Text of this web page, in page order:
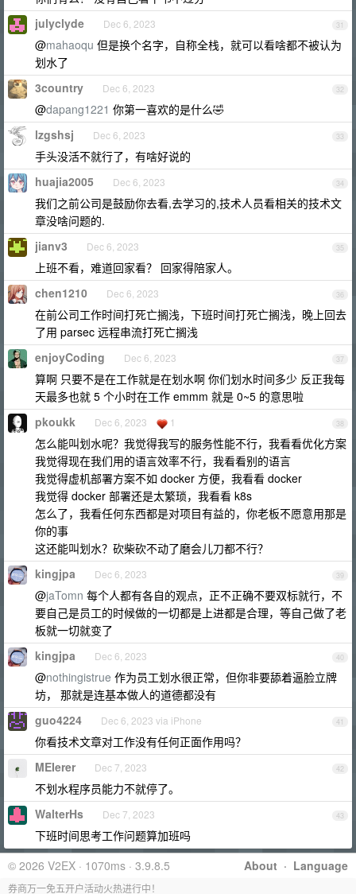
31
julyclyde Dec 6, 2023
@mahaoqu 但是换个名字，自称全栈，就可以看啥都不被认为
划水了
32
3country Dec 6, 2023
@dapang1221 你第一喜欢的是什么🤣
33
lzgshsj Dec 6, 2023
手头没活不就行了，有啥好说的
34
huajia2005 Dec 6, 2023
我们之前公司是鼓励你去看,去学习的,技术人员看相关的技术文
章没啥问题的.
35
jianv3 Dec 6, 2023
上班不看，难道回家看？ 回家得陪家人。
36
chen1210 Dec 6, 2023
在前公司工作时间打死亡搁浅，下班时间打死亡搁浅，晚上回去
了用 parsec 远程串流打死亡搁浅
37
enjoyCoding Dec 6, 2023
算啊 只要不是在工作就是在划水啊 你们划水时间多少 反正我每
天最多也就 5 个小时在工作 emmm 就是 0~5 的意思啦
38
pkoukk Dec 6, 2023 1
怎么能叫划水呢？我觉得我写的服务性能不行，我看看优化方案
我觉得现在我们用的语言效率不行，我看看别的语言
我觉得虚机部署方案不如 docker 方便，我看看 docker
我觉得 docker 部署还是太繁琐，我看看 k8s
怎么了，我看任何东西都是对项目有益的，你老板不愿意用那是
你的事
这还能叫划水？砍柴砍不动了磨会儿刀都不行？
39
kingjpa Dec 6, 2023
@jaTomn 每个人都有各自的观点，正不正确不要双标就行，不
要自己是员工的时候做的一切都是上进都是合理，等自己做了老
板就一切就变了
40
kingjpa Dec 6, 2023
@nothingistrue 作为员工划水很正常，但你非要舔着逼脸立牌
坊， 那就是连基本做人的道德都没有
41
guo4224 Dec 6, 2023 via iPhone
你看技术文章对工作没有任何正面作用吗？
42
MEIerer Dec 7, 2023
不划水程序员能力不就停了。
43
WalterHs Dec 7, 2023
下班时间思考工作问题算加班吗
About · Language
© 2026 V2EX · 1070ms · 3.9.8.5
券商万一免五开户活动火热进行中！